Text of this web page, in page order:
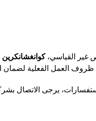
غير القياسي،كوانغشانكرين